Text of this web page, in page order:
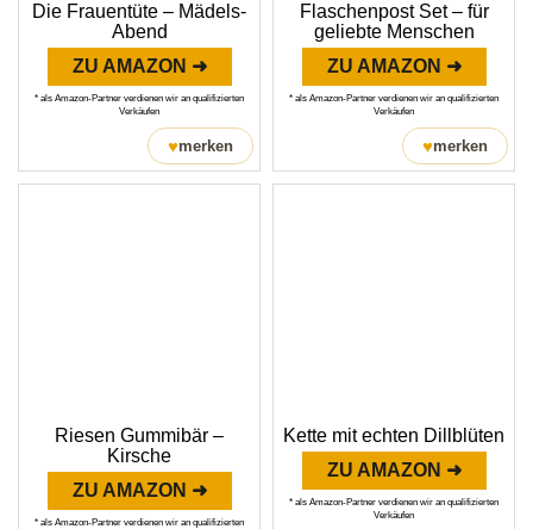
Die Frauentüte – Mädels-
Abend
ZU AMAZON ➜
* als Amazon-Partner verdienen wir an qualifizierten
Verkäufen
♥merken
Flaschenpost Set – für
geliebte Menschen
ZU AMAZON ➜
* als Amazon-Partner verdienen wir an qualifizierten
Verkäufen
♥merken
Riesen Gummibär –
Kirsche
ZU AMAZON ➜
* als Amazon-Partner verdienen wir an qualifizierten
Kette mit echten Dillblüten
ZU AMAZON ➜
* als Amazon-Partner verdienen wir an qualifizierten
Verkäufen